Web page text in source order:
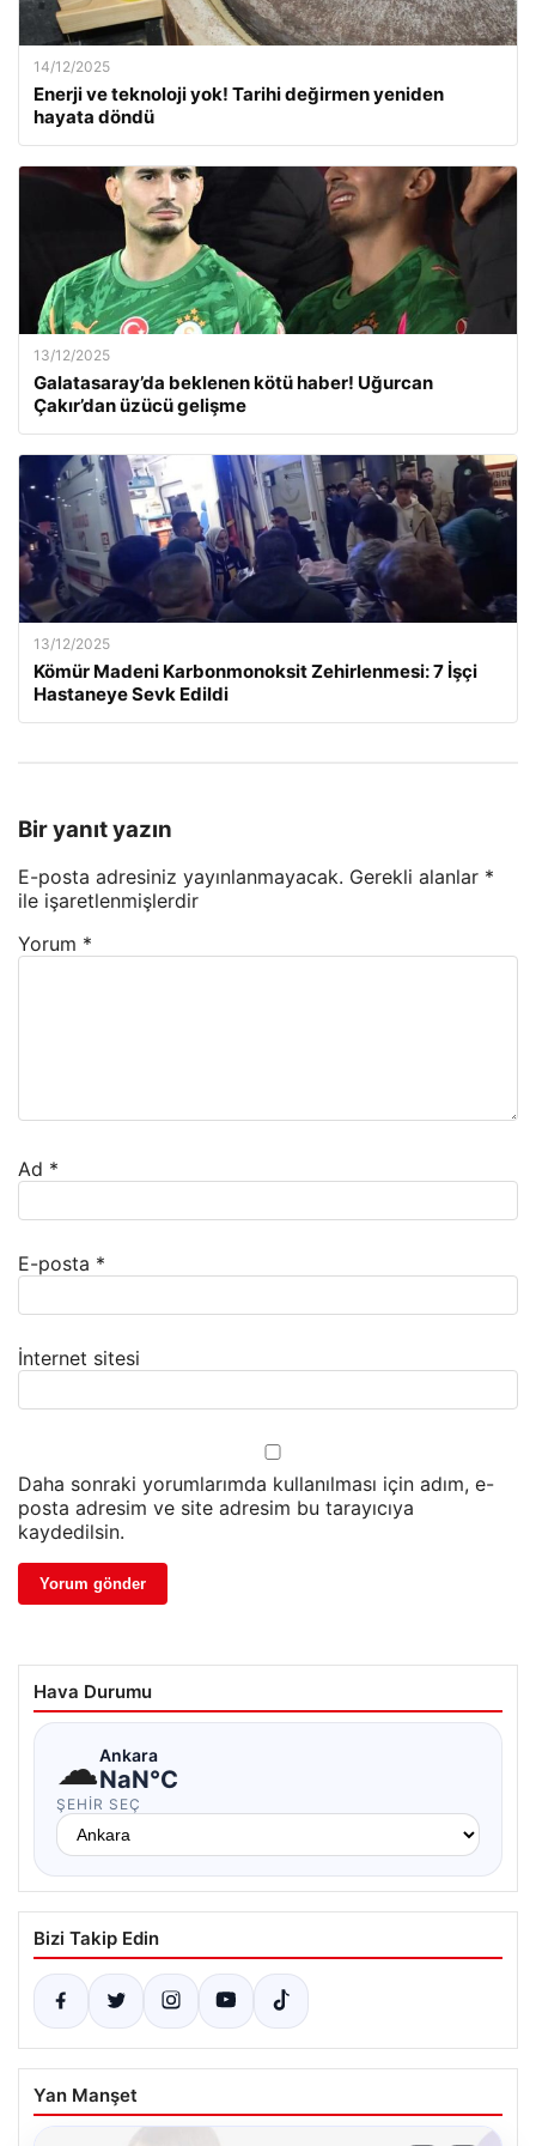
14/12/2025
Enerji ve teknoloji yok! Tarihi değirmen yeniden
hayata döndü
13/12/2025
Galatasaray’da beklenen kötü haber! Uğurcan
Çakır’dan üzücü gelişme
13/12/2025
Kömür Madeni Karbonmonoksit Zehirlenmesi: 7 İşçi
Hastaneye Sevk Edildi
Bir yanıt yazın
E-posta adresiniz yayınlanmayacak. Gerekli alanlar *
ile işaretlenmişlerdir
Yorum *
Ad *
E-posta *
İnternet sitesi
Daha sonraki yorumlarımda kullanılması için adım, e-
posta adresim ve site adresim bu tarayıcıya
kaydedilsin.
Hava Durumu
☁Ankara
NaN°C
ŞEHIR SEÇ
Bizi Takip Edin
Yan Manşet